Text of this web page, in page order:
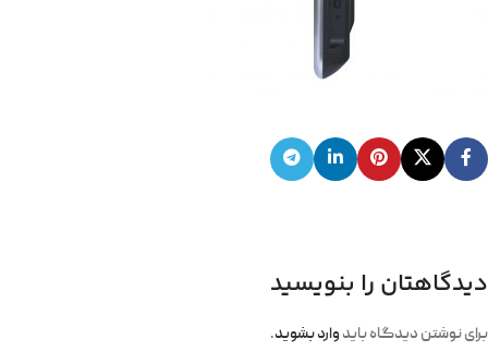
دیدگاهتان را بنویسید
برای نوشتن دیدگاه باید وارد بشوید.